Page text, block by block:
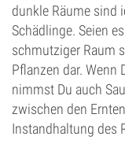
dunkle Räume sind
Schädlinge. Seien
schmutziger Raum
Pflanzen dar. Wenn
nimmst Du auch
zwischen den
Instandhaltung des